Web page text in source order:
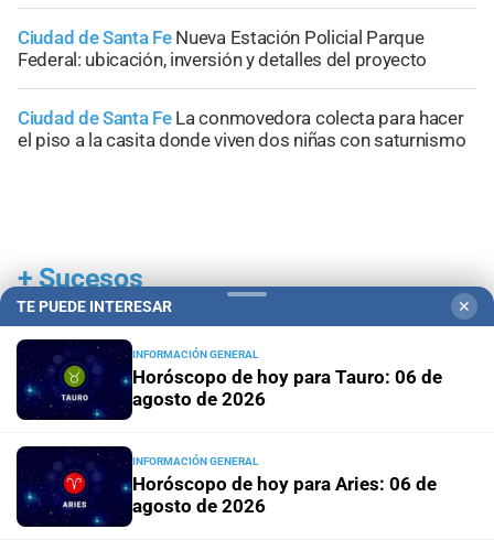
Ciudad de Santa Fe Nueva Estación Policial Parque
Federal: ubicación, inversión y detalles del proyecto
Ciudad de Santa Fe La conmovedora colecta para hacer
el piso a la casita donde viven dos niñas con saturnismo
+Sucesos
TE PUEDE INTERESAR ✕
INFORMACIÓN GENERAL
Horóscopo de hoy para Tauro: 06 de
agosto de 2026
INFORMACIÓN GENERAL
Horóscopo de hoy para Aries: 06 de
agosto de 2026